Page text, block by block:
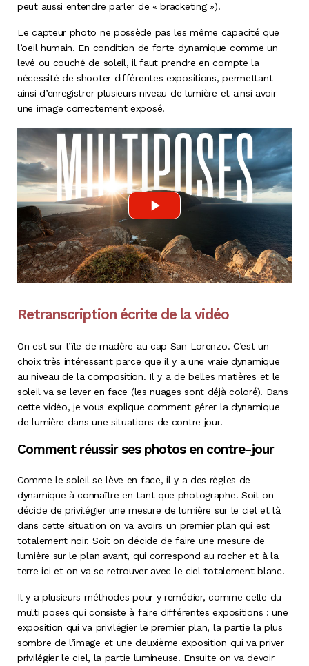
peut aussi entendre parler de « bracketing »).
Le capteur photo ne possède pas les même capacité que
l’oeil humain. En condition de forte dynamique comme un
levé ou couché de soleil, il faut prendre en compte la
nécessité de shooter différentes expositions, permettant
ainsi d’enregistrer plusieurs niveau de lumière et ainsi avoir
une image correctement exposé.
Retranscription écrite de la vidéo
On est sur l’île de madère au cap San Lorenzo. C’est un
choix très intéressant parce que il y a une vraie dynamique
au niveau de la composition. Il y a de belles matières et le
soleil va se lever en face (les nuages sont déjà coloré). Dans
cette vidéo, je vous explique comment gérer la dynamique
de lumière dans une situations de contre jour.
Comment réussir ses photos en contre-jour
Comme le soleil se lève en face, il y a des règles de
dynamique à connaître en tant que photographe. Soit on
décide de privilégier une mesure de lumière sur le ciel et là
dans cette situation on va avoirs un premier plan qui est
totalement noir. Soit on décide de faire une mesure de
lumière sur le plan avant, qui correspond au rocher et à la
terre ici et on va se retrouver avec le ciel totalement blanc.
Il y a plusieurs méthodes pour y remédier, comme celle du
multi poses qui consiste à faire différentes expositions : une
exposition qui va privilégier le premier plan, la partie la plus
sombre de l’image et une deuxième exposition qui va priver
privilégier le ciel, la partie lumineuse. Ensuite on va devoir